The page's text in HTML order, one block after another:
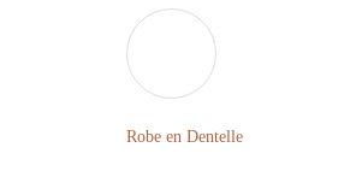
Robe en Dentelle